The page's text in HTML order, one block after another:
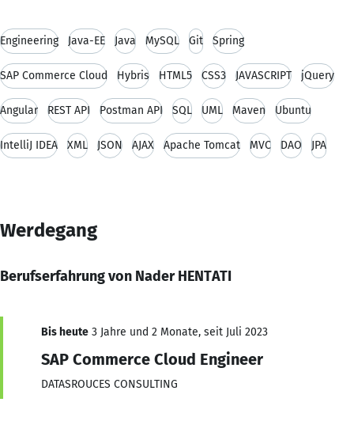
Engineering Java-EE Java MySQL Git Spring
SAP Commerce Cloud Hybris HTML5 CSS3 JAVASCRIPT jQuery
Angular REST API Postman API SQL UML Maven Ubuntu
IntelliJ IDEA XML JSON AJAX Apache Tomcat MVC DAO JPA
Werdegang
Berufserfahrung von Nader HENTATI
Bis heute 3 Jahre und 2 Monate, seit Juli 2023
SAP Commerce Cloud Engineer
DATASROUCES CONSULTING